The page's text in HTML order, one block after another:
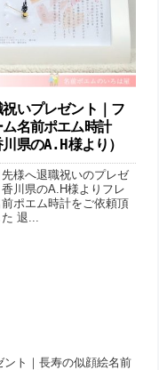
いプレゼント｜フ
ム名前ポエム時計
川県のA.H様より ）
様へ退職祝いのプレゼ
川県のA.H様よりフレ
ポエム時計をご依頼頂
退...
ント｜長寿の似顔絵名前